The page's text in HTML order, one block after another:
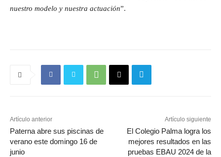
nuestro modelo y nuestra actuación”.
Artículo anterior
Paterna abre sus piscinas de
verano este domingo 16 de
junio
Artículo siguiente
El Colegio Palma logra los
mejores resultados en las
pruebas EBAU 2024 de la